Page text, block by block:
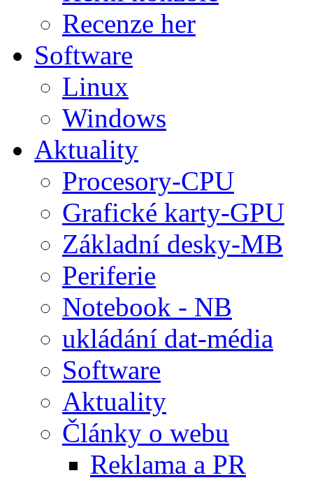
Recenze her
Software
Linux
Windows
Aktuality
Procesory-CPU
Grafické karty-GPU
Základní desky-MB
Periferie
Notebook - NB
ukládání dat-média
Software
Aktuality
Články o webu
Reklama a PR